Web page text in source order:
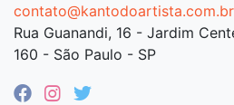
contato@kantodoartista.com.br
Rua Guanandi, 16 - Jardim
160 - São Paulo - SP